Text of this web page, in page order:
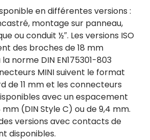
en différentes versions :
montage sur panneau,
ou conduit ½″. Les versions ISO
des broches de 18 mm
norme DIN EN175301-803
MINI suivent le format
de 11 mm et les connecteurs
avec un espacement
(DIN Style C) ou de 9,4 mm.
versions avec contacts de
disponibles.